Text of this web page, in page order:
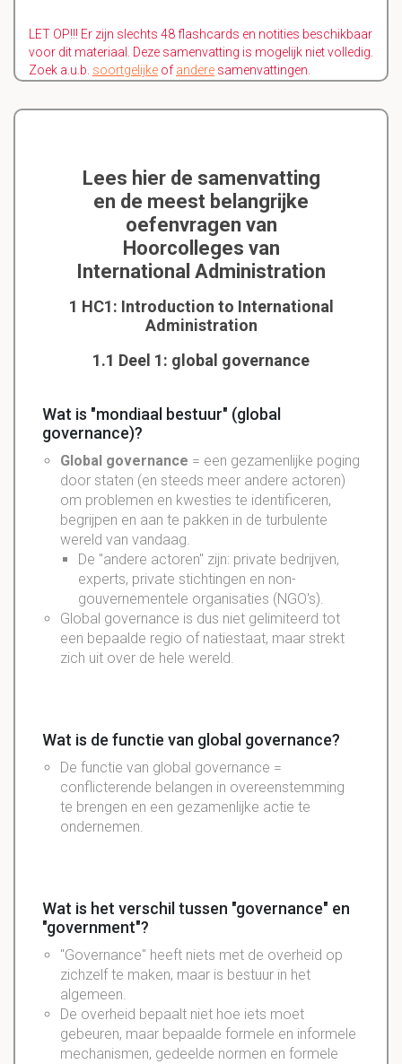
LET OP!!! Er zijn slechts 48 flashcards en notities beschikbaar
voor dit materiaal. Deze samenvatting is mogelijk niet volledig.
Zoek a.u.b. soortgelijke of andere samenvattingen.
Lees hier de samenvatting
en de meest belangrijke
oefenvragen van
Hoorcolleges van
International Administration
1 HC1: Introduction to International
Administration
1.1 Deel 1: global governance
Wat is "mondiaal bestuur" (global
governance)?
Global governance = een gezamenlijke poging
door staten (en steeds meer andere actoren)
om problemen en kwesties te identificeren,
begrijpen en aan te pakken in de turbulente
wereld van vandaag.
De "andere actoren" zijn: private bedrijven,
experts, private stichtingen en non-
gouvernementele organisaties (NGO's).
Global governance is dus niet gelimiteerd tot
een bepaalde regio of natiestaat, maar strekt
zich uit over de hele wereld.
Wat is de functie van global governance?
De functie van global governance =
conflicterende belangen in overeenstemming
te brengen en een gezamenlijke actie te
ondernemen.
Wat is het verschil tussen "governance" en
"government"?
"Governance" heeft niets met de overheid op
zichzelf te maken, maar is bestuur in het
algemeen.
De overheid bepaalt niet hoe iets moet
gebeuren, maar bepaalde formele en informele
mechanismen, gedeelde normen en formele